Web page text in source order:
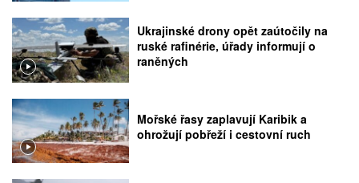
Ukrajinské drony opět zaútočily na
ruské rafinérie, úřady informují o
raněných
Mořské řasy zaplavují Karibik a
ohrožují pobřeží i cestovní ruch